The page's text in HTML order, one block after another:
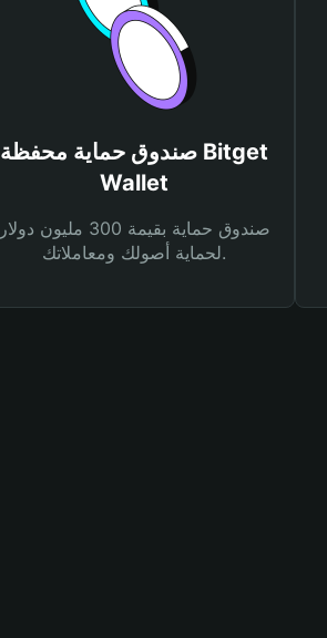
صندوق حماية محفظة Bitget
Wallet
صندوق حماية بقيمة 300 مليون دولار
لحماية أصولك ومعاملاتك.